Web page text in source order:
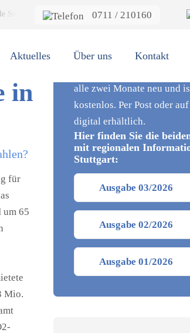
Stuttgarter Mieterhaushalte in diesem Jahr ca. 6,5
0711 / 210160
Aktuelles Über uns Kontakt
in
für
um 65
Mio.
Die Mieterzeitung –
und hilfreich. Die
alle zwei Monate neu und
kostenlos. Per Post oder
digital erhältlich.
Hier finden Sie die
mit regionalen
Stuttgart:
Ausgabe 03/2026
Ausgabe 02/2026
Ausgabe 01/2026